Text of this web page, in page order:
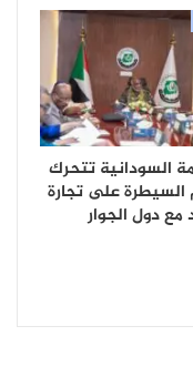
السودانية تتحرك
السيطرة على تجارة
مع دول الجوار